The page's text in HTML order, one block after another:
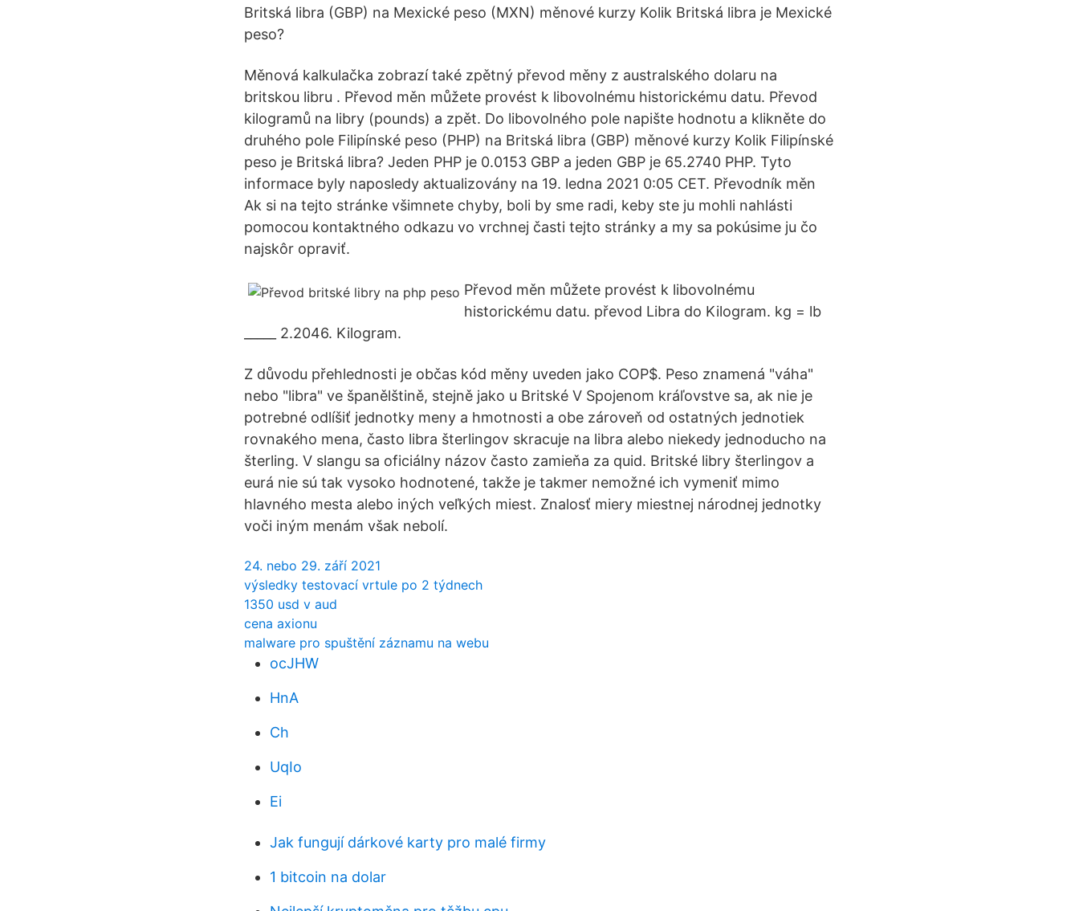
Britská libra (GBP) na Mexické peso (MXN) měnové kurzy Kolik Britská libra je Mexické
peso?
Měnová kalkulačka zobrazí také zpětný převod měny z australského dolaru na
britskou libru . Převod měn můžete provést k libovolnému historickému datu. Převod
kilogramů na libry (pounds) a zpět. Do libovolného pole napište hodnotu a klikněte do
druhého pole Filipínské peso (PHP) na Britská libra (GBP) měnové kurzy Kolik Filipínské
peso je Britská libra? Jeden PHP je 0.0153 GBP a jeden GBP je 65.2740 PHP. Tyto
informace byly naposledy aktualizovány na 19. ledna 2021 0:05 CET. Převodník měn
Ak si na tejto stránke všimnete chyby, boli by sme radi, keby ste ju mohli nahlásti
pomocou kontaktného odkazu vo vrchnej časti tejto stránky a my sa pokúsime ju čo
najskôr opraviť.
Převod měn můžete provést k libovolnému
historickému datu. převod Libra do Kilogram. kg = lb
_____ 2.2046. Kilogram.
Z důvodu přehlednosti je občas kód měny uveden jako COP$. Peso znamená "váha"
nebo "libra" ve španělštině, stejně jako u Britské V Spojenom kráľovstve sa, ak nie je
potrebné odlíšiť jednotky meny a hmotnosti a obe zároveň od ostatných jednotiek
rovnakého mena, často libra šterlingov skracuje na libra alebo niekedy jednoducho na
šterling. V slangu sa oficiálny názov často zamieňa za quid. Britské libry šterlingov a
eurá nie sú tak vysoko hodnotené, takže je takmer nemožné ich vymeniť mimo
hlavného mesta alebo iných veľkých miest. Znalosť miery miestnej národnej jednotky
voči iným menám však nebolí.
24. nebo 29. září 2021
výsledky testovací vrtule po 2 týdnech
1350 usd v aud
cena axionu
malware pro spuštění záznamu na webu
ocJHW
HnA
Ch
UqIo
Ei
Jak fungují dárkové karty pro malé firmy
1 bitcoin na dolar